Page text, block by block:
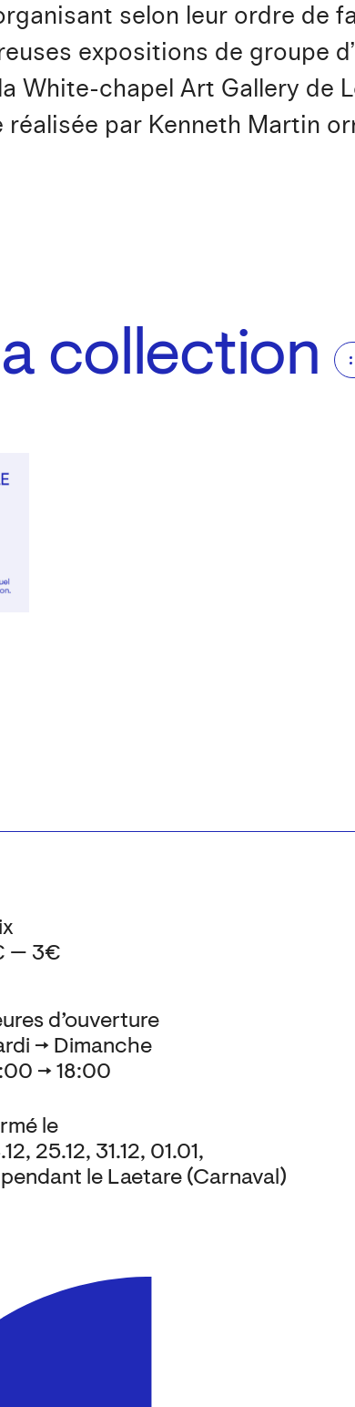
selon leur ordre de
expositions de groupe
White-chapel Art Gallery de
réalisée par Kenneth Martin
collection
d’ouverture
→ Dimanche
→ 18:00
le
25.12, 31.12, 01.01,
le Laetare (Carnaval)
— 3€